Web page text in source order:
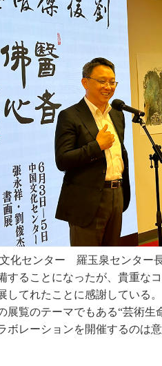
化センター 羅玉泉センター
することになったが、貴重な
してれたことに感謝している
展覧のテーマでもある“芸術生
ボレーションを開催するのは